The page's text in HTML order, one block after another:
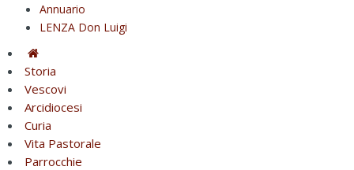
Annuario
LENZA Don Luigi
Storia
Vescovi
Arcidiocesi
Curia
Vita Pastorale
Parrocchie